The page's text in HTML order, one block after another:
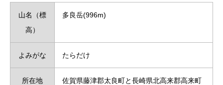
山名（標
高）
多良岳(996m)
よみがな たらだけ
所在地
佐賀県藤津郡太良町と長崎県北高来郡高来町